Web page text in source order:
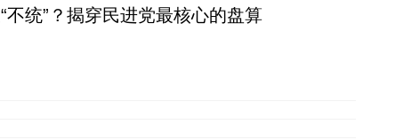
不统”？揭穿民进党最核心的盘算